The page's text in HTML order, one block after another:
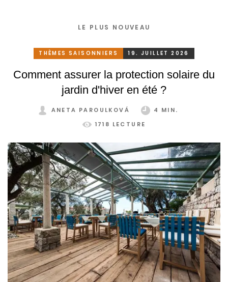
LE PLUS NOUVEAU
THÈMES SAISONNIERS 19. JUILLET 2026
Comment assurer la protection solaire du
jardin d'hiver en été ?
ANETA PAROULKOVÁ
4 MIN.
1718 LECTURE